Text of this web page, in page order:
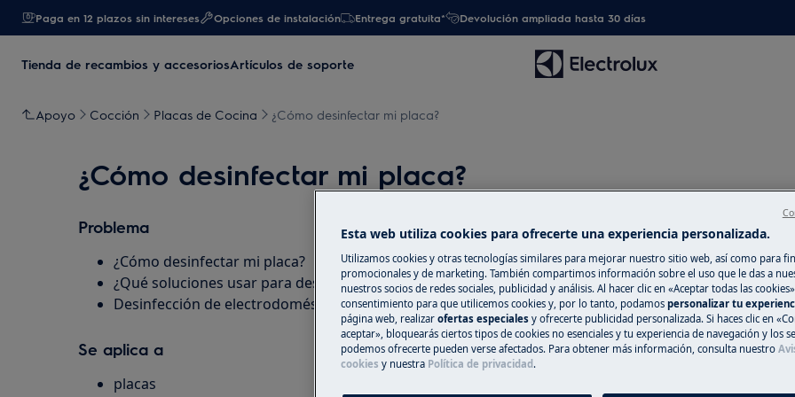
Paga en 12 plazos sin intereses Opciones de instalación Entrega gratuita* Devolución ampliada hasta 30 días
Tienda de recambios y accesoriosArtículos de soporte
Apoyo Cocción Placas de Cocina ¿Cómo desinfectar mi placa?
¿Cómo desinfectar mi placa?
Problema
¿Cómo desinfectar mi placa?
¿Qué soluciones usar para desinfectar mi placa?
Desinfección de electrodomésticos
Se aplica a
placas
Repuestos y
Encuentra
electrodoméstico
recíbelos
A la tienda en
Esta web utiliza cookies para ofrecerte una experiencia personalizada.
Utilizamos cookies y otras tecnologías similares para mejorar nuestro sitio web, así como para
promocionales y de marketing. También compartimos información sobre el uso que le das a
nuestros socios de redes sociales, publicidad y análisis. Al hacer clic en «Aceptar todas las
consentimiento para que utilicemos cookies y, por lo tanto, podamos personalizar tu
página web, realizar ofertas especiales y ofrecerte publicidad personalizada. Si haces clic en
aceptar», bloquearás ciertos tipos de cookies no esenciales y tu experiencia de navegación y los
podemos ofrecerte pueden verse afectados. Para obtener más información, consulta nuestro
cookies y nuestra Política de privacidad.